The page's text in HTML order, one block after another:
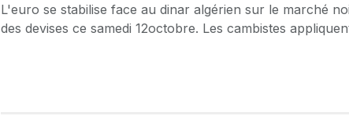
L'euro se stabilise face au dinar algérien sur le marché
des devises ce samedi 12octobre. Les cambistes